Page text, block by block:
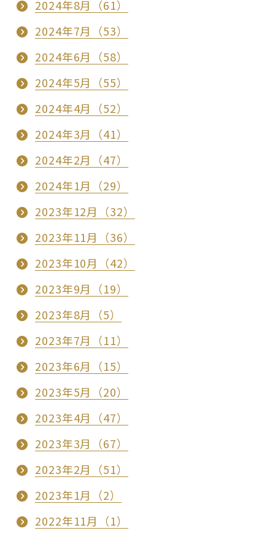
2024年8月（61）
2024年7月（53）
2024年6月（58）
2024年5月（55）
2024年4月（52）
2024年3月（41）
2024年2月（47）
2024年1月（29）
2023年12月（32）
2023年11月（36）
2023年10月（42）
2023年9月（19）
2023年8月（5）
2023年7月（11）
2023年6月（15）
2023年5月（20）
2023年4月（47）
2023年3月（67）
2023年2月（51）
2023年1月（2）
2022年11月（1）